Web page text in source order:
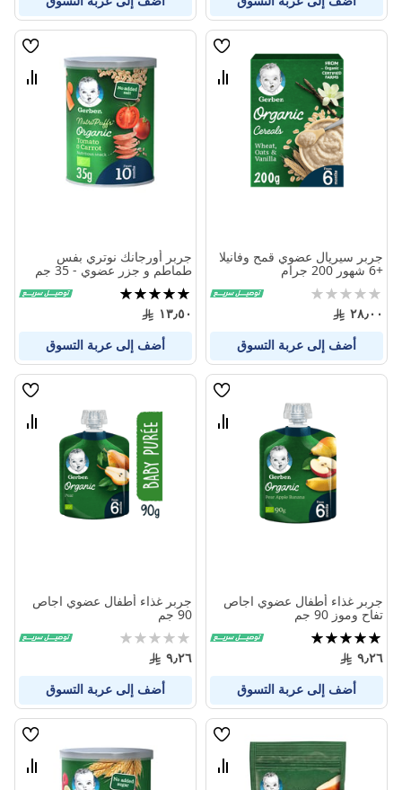
قائمة
قارن
جربر سيريال عضوي قمح وفانيلا
+6 شهور 200 جرام
Rating:
٢٨٫٠٠
أضف إلى عربة التسوق
قائمة
قارن
جربر أورجانك نوتري بفس
طماطم و جزر عضوي - 35 جم
تقييم:
100%
١٣٫٥٠
أضف إلى عربة التسوق
قائمة
قارن
جربر غذاء أطفال عضوي اجاص
تفاح وموز 90 جم
تقييم:
100%
٩٫٢٦
أضف إلى عربة التسوق
قائمة
قارن
جربر غذاء أطفال عضوي اجاص
90 جم
Rating:
0%
٩٫٢٦
أضف إلى عربة التسوق
قائمة
قارن
قائمة
قارن